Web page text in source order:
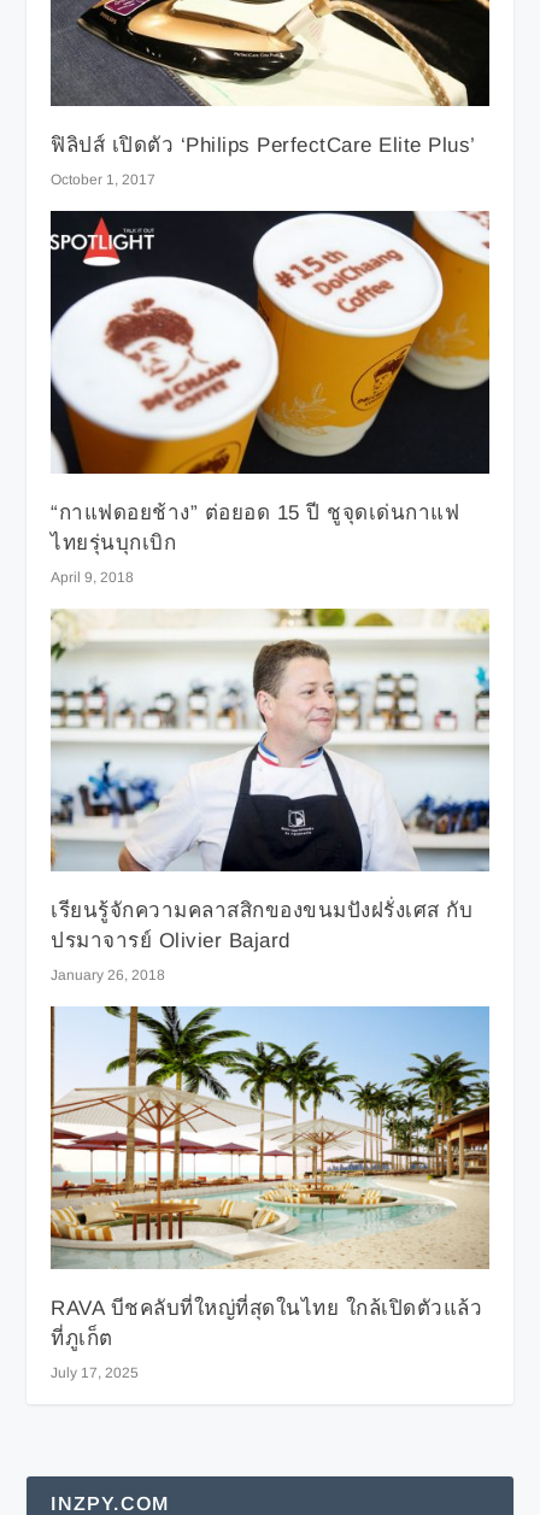
ฟิลิปส์ เปิดตัว ‘Philips PerfectCare Elite Plus’
October 1, 2017
“กาแฟดอยช้าง” ต่อยอด 15 ปี ชูจุดเด่นกาแฟ
ไทยรุ่นบุกเบิก
April 9, 2018
เรียนรู้จักความคลาสสิกของขนมปังฝรั่งเศส กับ
ปรมาจารย์ Olivier Bajard
January 26, 2018
RAVA บีชคลับที่ใหญ่ที่สุดในไทย ใกล้เปิดตัวแล้ว
ที่ภูเก็ต
July 17, 2025
INZPY.COM